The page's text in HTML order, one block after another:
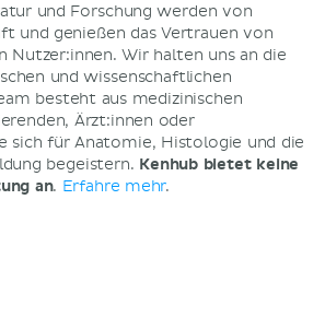
und Forschung werden von
und genießen das Vertrauen von
Nutzer:innen. Wir halten uns an die
und wissenschaftlichen
besteht aus medizinischen
Ärzt:innen oder
sich für Anatomie, Histologie und die
begeistern. Kenhub bietet keine
an. Erfahre mehr.